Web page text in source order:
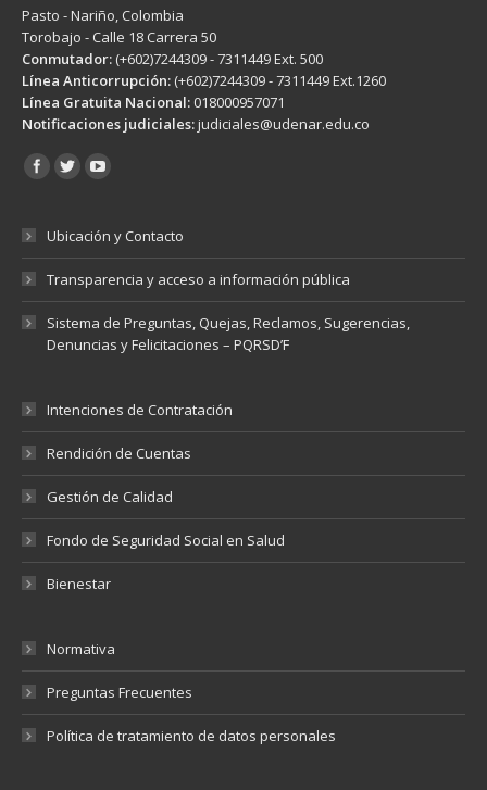
Pasto - Nariño, Colombia
Torobajo - Calle 18 Carrera 50
Conmutador: (+602)7244309 - 7311449 Ext. 500
Línea Anticorrupción: (+602)7244309 - 7311449 Ext.1260
Línea Gratuita Nacional: 018000957071
Notificaciones judiciales:judiciales@udenar.edu.co
Encuéntranos en:
Ubicación y Contacto
Transparencia y acceso a información pública
Sistema de Preguntas, Quejas, Reclamos, Sugerencias,
Denuncias y Felicitaciones – PQRSD’F
Intenciones de Contratación
Rendición de Cuentas
Gestión de Calidad
Fondo de Seguridad Social en Salud
Bienestar
Normativa
Preguntas Frecuentes
Política de tratamiento de datos personales